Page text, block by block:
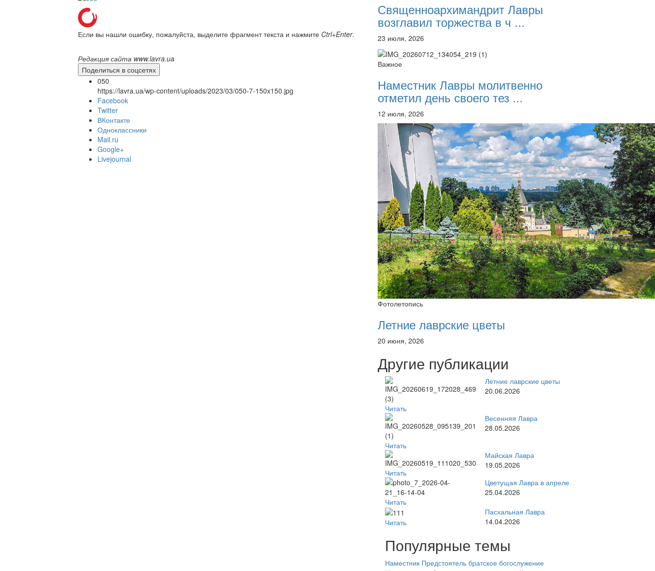
12 сентября 2015Название трансляции
12 сентября 2015Название трансляции
Название трансляции
12 сентября 2015Название трансляции
Перейти к архиву
Если вы нашли ошибку, пожалуйста, выделите фрагмент текста и нажмите Ctrl+Enter.
Редакция сайта www.lavra.ua
Поделиться в соцсетях
050
https://lavra.ua/wp-content/uploads/2023/03/050-7-150x150.jpg
Facebook
Twitter
ВКонтакте
Одноклассники
Mail.ru
Google+
Livejournal
Священноархимандрит Лавры
возглавил торжества в ч ...
23 июля, 2026
Важное
Наместник Лавры молитвенно
отметил день своего тез ...
12 июля, 2026
Фотолетопись
Летние лаврские цветы
20 июня, 2026
Другие публикации
Читать
Летние лаврские цветы
20.06.2026
Читать
Весенняя Лавра
28.05.2026
Читать
Майская Лавра
19.05.2026
Читать
Цветущая Лавра в апреле
25.04.2026
Читать
Пасхальная Лавра
14.04.2026
Популярные темы
Наместник Предстоятель братское богослужение